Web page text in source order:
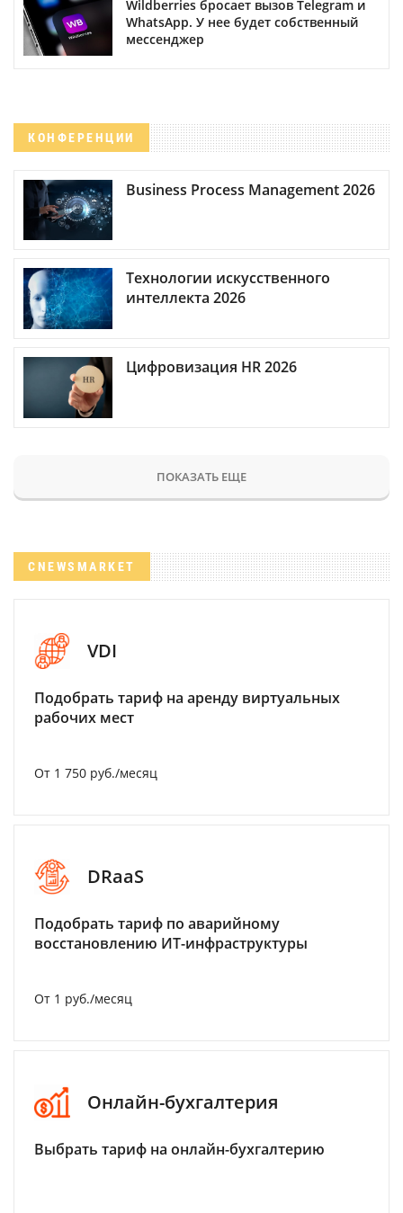
Wildberries бросает вызов Telegram и
WhatsApp. У нее будет собственный
мессенджер
КОНФЕРЕНЦИИ
Business Process Management 2026
Технологии искусственного
интеллекта 2026
Цифровизация HR 2026
ПОКАЗАТЬ ЕЩЕ
CNEWSMARKET
VDI
Подобрать тариф на аренду виртуальных
рабочих мест
От 1 750 руб./месяц
DRaaS
Подобрать тариф по аварийному
восстановлению ИТ-инфраструктуры
От 1 руб./месяц
Онлайн-бухгалтерия
Выбрать тариф на онлайн-бухгалтерию